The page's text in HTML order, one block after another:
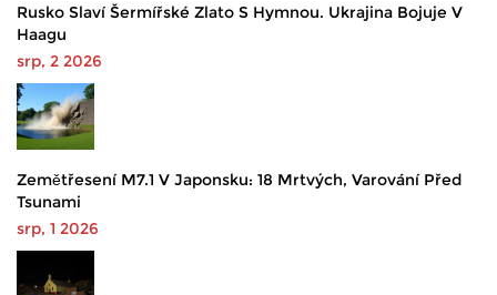
Rusko Slaví Šermířské Zlato S Hymnou. Ukrajina Bojuje V
Haagu
srp, 2 2026
Zemětřesení M7.1 V Japonsku: 18 Mrtvých, Varování Před
Tsunami
srp, 1 2026